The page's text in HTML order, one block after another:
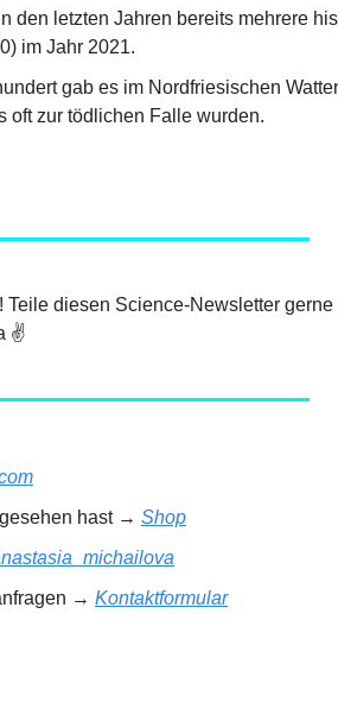
den letzten Jahren bereits mehrere
im Jahr 2021.
gab es im Nordfriesischen
oft zur tödlichen Falle wurden.
diesen Science-Newsletter
✌️
hast → Shop
→ Kontaktformular